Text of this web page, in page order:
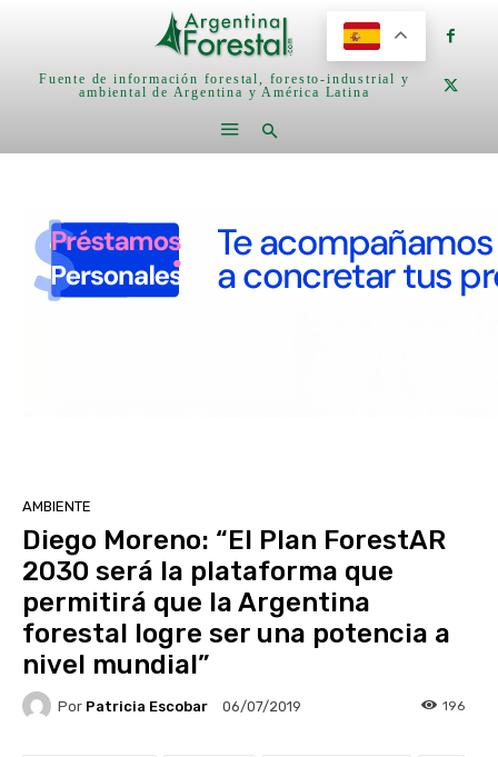
Fuente de información forestal, foresto-industrial y
ambiental de Argentina y América Latina
AMBIENTE
Diego Moreno: “El Plan ForestAR
2030 será la plataforma que
permitirá que la Argentina
forestal logre ser una potencia a
nivel mundial”
Por Patricia Escobar 06/07/2019 196